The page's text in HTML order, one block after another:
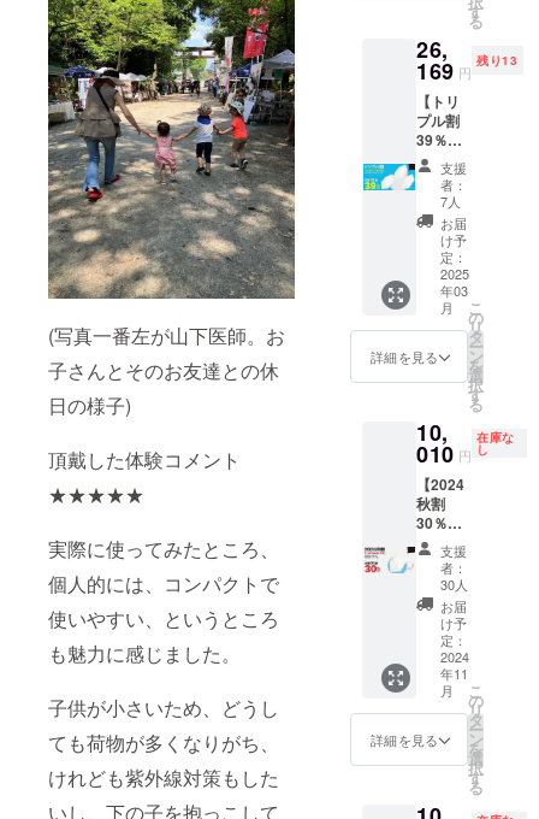
(写真一番左が山下医師。お
子さんとそのお友達との休
日の様子)
頂戴した体験コメント
★★★★★
実際に使ってみたところ、
個人的には、コンパクトで
使いやすい、というところ
も魅力に感じました。
子供が小さいため、どうし
ても荷物が多くなりがち、
けれども紫外線対策もした
いし、下の子を抱っこして
年3月下
旬予定
計400本
一般販
売予定
価格
14,300
円(送
料・税
【2025
春割
28％OF
10,296
円(送
料・税
込) ※予
定配送
年3月下
旬予定
す
る
26,
169 円
残り13
【トリ
プル割
39％OF
F】
HIYARI
VENUS.
×3本
【限定
20名
様】 ・
HIYARI
VENUS.
×3 ・収
納袋×3
※製品の
イト、
藍白ブ
ルー、
ラベン
ダーか
らお選
びいた
だけま
す。 ※
組み合
わせは
自由で
す。 合
計20名
様（合
計60
本） 一
14,300
支援
者：
7人
お届
け予
定：
2025
年03
月
詳細を見る
こ
の
リ
タ
ー
ン
を
選
択
す
る
10,
010 円
在庫な
し
【2024
秋割
30％OF
F】
HIYARI
VENUS.
オフホ
ワイト
×1本
【限定
30名
様】 ・
HIYARI
VENUS.
オフホ
納袋×1
支援
者：
30人
お届
け予
定：
2024
年11
月
詳細を見る
こ
の
リ
タ
ー
ン
を
選
択
す
る